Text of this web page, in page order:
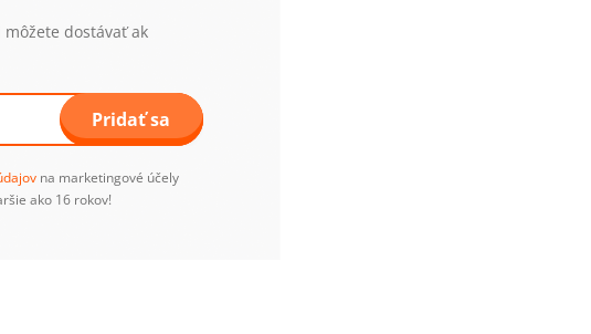
dostávať ak
Pridať sa
na marketingové účely
ako 16 rokov!